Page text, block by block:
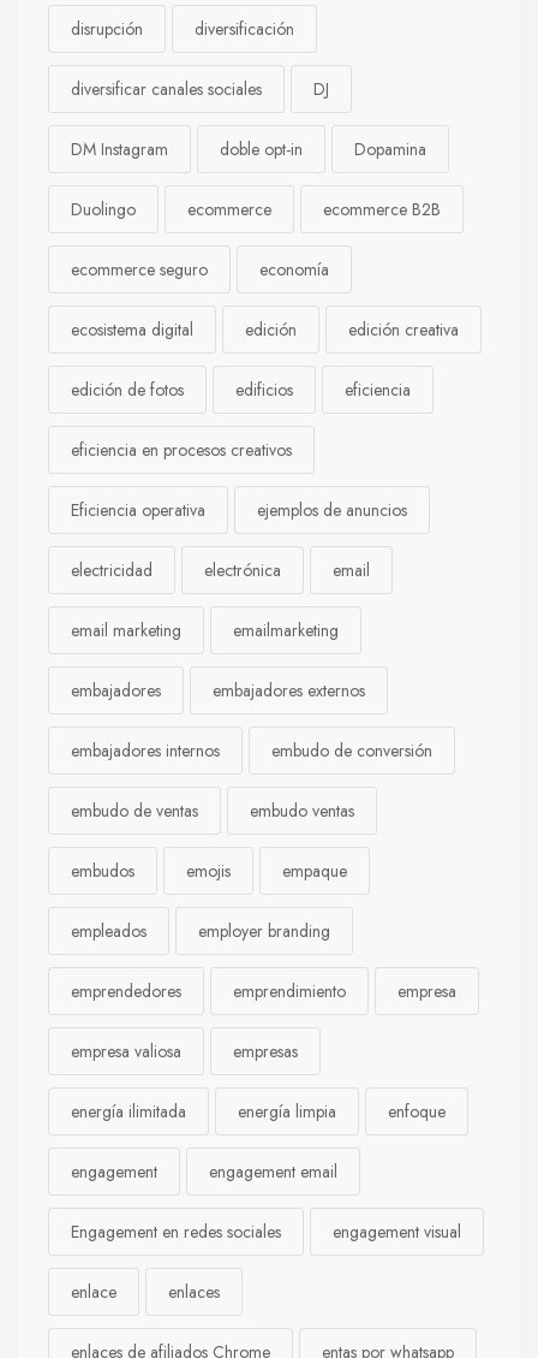
disrupción diversificación
diversificar canales sociales DJ
DM Instagram doble opt-in Dopamina
Duolingo ecommerce ecommerce B2B
ecommerce seguro economía
ecosistema digital edición edición creativa
edición de fotos edificios eficiencia
eficiencia en procesos creativos
Eficiencia operativa ejemplos de anuncios
electricidad electrónica email
email marketing emailmarketing
embajadores embajadores externos
embajadores internos embudo de conversión
embudo de ventas embudo ventas
embudos emojis empaque
empleados employer branding
emprendedores emprendimiento empresa
empresa valiosa empresas
energía ilimitada energía limpia enfoque
engagement engagement email
Engagement en redes sociales engagement visual
enlace enlaces
enlaces de afiliados Chrome entas por whatsapp